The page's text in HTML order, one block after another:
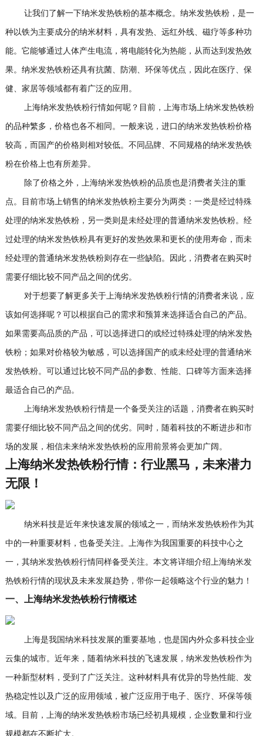
让我们了解一下纳米发热铁粉的基本概念。纳米发热铁粉，是一
种以铁为主要成分的纳米材料，具有发热、远红外线、磁疗等多种功
能。它能够通过人体产生电流，将电能转化为热能，从而达到发热效
果。纳米发热铁粉还具有抗菌、防潮、环保等优点，因此在医疗、保
健、家居等领域都有着广泛的应用。
上海纳米发热铁粉行情如何呢？目前，上海市场上纳米发热铁粉
的品种繁多，价格也各不相同。一般来说，进口的纳米发热铁粉价格
较高，而国产的价格则相对较低。不同品牌、不同规格的纳米发热铁
粉在价格上也有所差异。
除了价格之外，上海纳米发热铁粉的品质也是消费者关注的重
点。目前市场上销售的纳米发热铁粉主要分为两类：一类是经过特殊
处理的纳米发热铁粉，另一类则是未经处理的普通纳米发热铁粉。经
过处理的纳米发热铁粉具有更好的发热效果和更长的使用寿命，而未
经处理的普通纳米发热铁粉则存在一些缺陷。因此，消费者在购买时
需要仔细比较不同产品之间的优劣。
对于想要了解更多关于上海纳米发热铁粉行情的消费者来说，应
该如何选择呢？可以根据自己的需求和预算来选择适合自己的产品。
如果需要高品质的产品，可以选择进口的或经过特殊处理的纳米发热
铁粉；如果对价格较为敏感，可以选择国产的或未经处理的普通纳米
发热铁粉。可以通过比较不同产品的参数、性能、口碑等方面来选择
最适合自己的产品。
上海纳米发热铁粉行情是一个备受关注的话题，消费者在购买时
需要仔细比较不同产品之间的优劣。同时，随着科技的不断进步和市
场的发展，相信未来纳米发热铁粉的应用前景将会更加广阔。
上海纳米发热铁粉行情：行业黑马，未来潜力
无限！
纳米科技是近年来快速发展的领域之一，而纳米发热铁粉作为其
中的一种重要材料，也备受关注。上海作为我国重要的科技中心之
一，其纳米发热铁粉行情同样备受关注。本文将详细介绍上海纳米发
热铁粉行情的现状及未来发展趋势，带你一起领略这个行业的魅力！
一、上海纳米发热铁粉行情概述
上海是我国纳米科技发展的重要基地，也是国内外众多科技企业
云集的城市。近年来，随着纳米科技的飞速发展，纳米发热铁粉作为
一种新型材料，受到了广泛关注。这种材料具有优异的导热性能、发
热稳定性以及广泛的应用领域，被广泛应用于电子、医疗、环保等领
域。目前，上海的纳米发热铁粉市场已经初具规模，企业数量和行业